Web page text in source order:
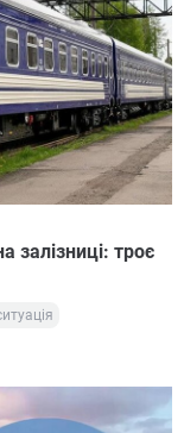
залізниці: троє